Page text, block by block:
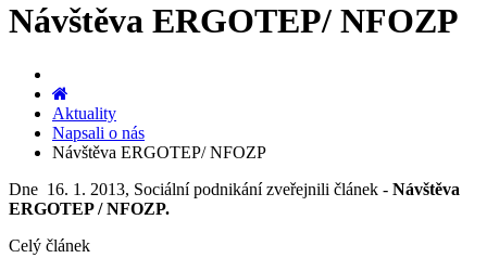
Návštěva ERGOTEP/ NFOZP
Aktuality
Napsali o nás
Návštěva ERGOTEP/ NFOZP
Dne 16. 1. 2013, Sociální podnikání zveřejnili článek - Návštěva
ERGOTEP / NFOZP.
Celý článek